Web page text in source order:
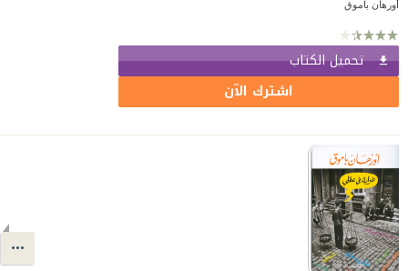
أورهان باموق
تحميل الكتاب
اشترك الآن